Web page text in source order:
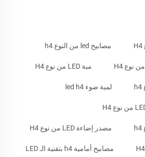
مصابيح led من النوع h4
مبة LED من نوع H4
لمبة ضوء led h4
مصدر إضاءة LED من نوع H4
مصابيح أمامية h4 بتقنية الـ LED